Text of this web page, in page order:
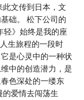
文传到日本，文
础。 松下公司的
轻》始终是我的座
生旅程的一段时
是心灵中的一种状
中的创造潜力，是
色深处的一缕东
的爱情去闯荡生